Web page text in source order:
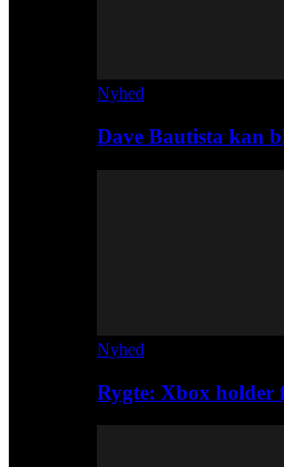
Nyhed
Dave Bautista kan
Nyhed
Rygte: Xbox holder